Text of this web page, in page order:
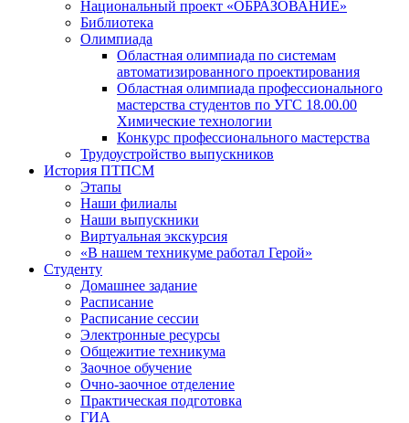
Национальный проект «ОБРАЗОВАНИЕ»
Библиотека
Олимпиада
Областная олимпиада по системам
автоматизированного проектирования
Областная олимпиада профессионального
мастерства студентов по УГС 18.00.00
Химические технологии
Конкурс профессионального мастерства
Трудоустройство выпускников
История ПТПСМ
Этапы
Наши филиалы
Наши выпускники
Виртуальная экскурсия
«В нашем техникуме работал Герой»
Студенту
Домашнее задание
Расписание
Расписание сессии
Электронные ресурсы
Общежитие техникума
Заочное обучение
Очно-заочное отделение
Практическая подготовка
ГИА